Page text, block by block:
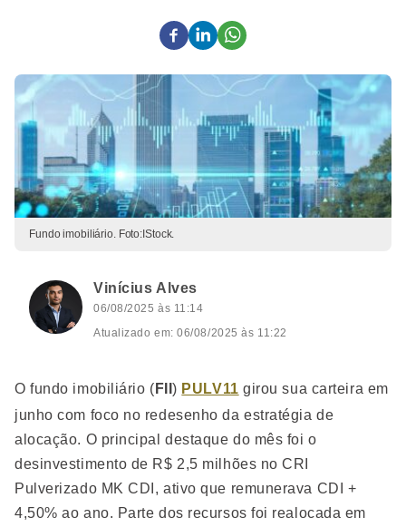
Fundo imobiliário. Foto:IStock.
Vinícius Alves
06/08/2025 às 11:14
Atualizado em: 06/08/2025 às 11:22
O fundo imobiliário ( FII) PULV11 girou sua carteira em
junho com foco no redesenho da estratégia de
alocação. O principal destaque do mês foi o
desinvestimento de R$ 2,5 milhões no CRI
Pulverizado MK CDI, ativo que remunerava CDI +
4,50% ao ano. Parte dos recursos foi realocada em